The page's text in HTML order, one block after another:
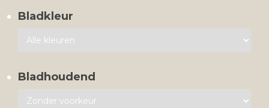
Bladkleur
Bladhoudend